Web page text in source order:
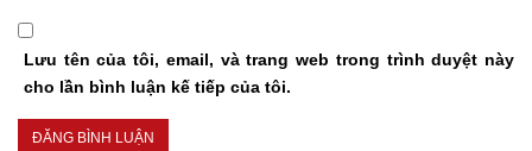
Lưu tên của tôi, email, và trang web trong trình duyệt này
cho lần bình luận kế tiếp của tôi.